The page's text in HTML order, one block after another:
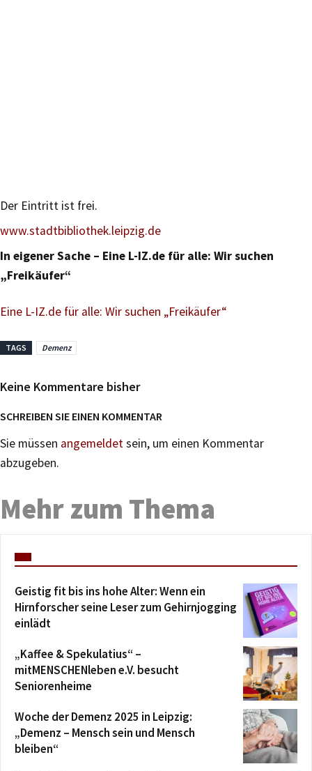
Der Eintritt ist frei.
www.stadtbibliothek.leipzig.de
In eigener Sache – Eine L-IZ.de für alle: Wir suchen
„Freikäufer“
Eine L-IZ.de für alle: Wir suchen „Freikäufer“
TAGS Demenz
Keine Kommentare bisher
SCHREIBEN SIE EINEN KOMMENTAR
Sie müssen angemeldetsein, um einen Kommentar
abzugeben.
Mehr zum Thema
Geistig fit bis ins hohe Alter: Wenn ein
Hirnforscher seine Leser zum Gehirnjogging
einlädt
„Kaffee & Spekulatius“ –
mitMENSCHENleben e.V. besucht
Seniorenheime
Woche der Demenz 2025 in Leipzig:
„Demenz – Mensch sein und Mensch
bleiben“